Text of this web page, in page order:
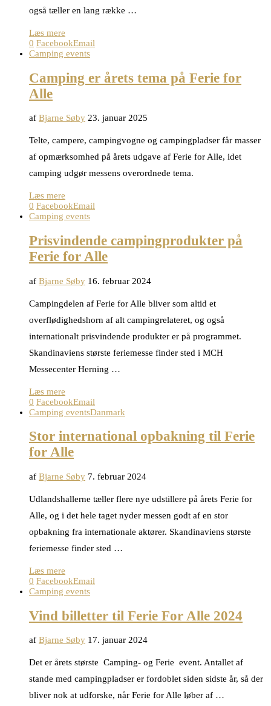
også tæller en lang række …
Læs mere
0 FacebookEmail
Camping events
Camping er årets tema på Ferie for
Alle
af Bjarne Søby 23. januar 2025
Telte, campere, campingvogne og campingpladser får masser
af opmærksomhed på årets udgave af Ferie for Alle, idet
camping udgør messens overordnede tema.
Læs mere
0 FacebookEmail
Camping events
Prisvindende campingprodukter på
Ferie for Alle
af Bjarne Søby 16. februar 2024
Campingdelen af Ferie for Alle bliver som altid et
overflødighedshorn af alt campingrelateret, og også
internationalt prisvindende produkter er på programmet.
Skandinaviens største feriemesse finder sted i MCH
Messecenter Herning …
Læs mere
0 FacebookEmail
Camping eventsDanmark
Stor international opbakning til Ferie
for Alle
af Bjarne Søby 7. februar 2024
Udlandshallerne tæller flere nye udstillere på årets Ferie for
Alle, og i det hele taget nyder messen godt af en stor
opbakning fra internationale aktører. Skandinaviens største
feriemesse finder sted …
Læs mere
0 FacebookEmail
Camping events
Vind billetter til Ferie For Alle 2024
af Bjarne Søby 17. januar 2024
Det er årets største Camping- og Ferie event. Antallet af
stande med campingpladser er fordoblet siden sidste år, så der
bliver nok at udforske, når Ferie for Alle løber af …